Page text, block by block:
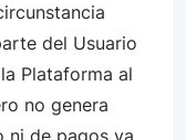
del Usuario
Plataforma al
no genera
ni de pagos ya